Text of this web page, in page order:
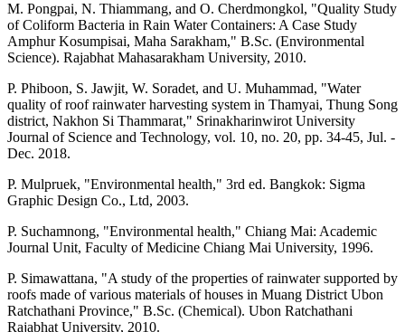
M. Pongpai, N. Thiammang, and O. Cherdmongkol, "Quality Study
of Coliform Bacteria in Rain Water Containers: A Case Study
Amphur Kosumpisai, Maha Sarakham," B.Sc. (Environmental
Science). Rajabhat Mahasarakham University, 2010.
P. Phiboon, S. Jawjit, W. Soradet, and U. Muhammad, "Water
quality of roof rainwater harvesting system in Thamyai, Thung Song
district, Nakhon Si Thammarat," Srinakharinwirot University
Journal of Science and Technology, vol. 10, no. 20, pp. 34-45, Jul. -
Dec. 2018.
P. Mulpruek, "Environmental health," 3rd ed. Bangkok: Sigma
Graphic Design Co., Ltd, 2003.
P. Suchamnong, "Environmental health," Chiang Mai: Academic
Journal Unit, Faculty of Medicine Chiang Mai University, 1996.
P. Simawattana, "A study of the properties of rainwater supported by
roofs made of various materials of houses in Muang District Ubon
Ratchathani Province," B.Sc. (Chemical). Ubon Ratchathani
Rajabhat University, 2010.